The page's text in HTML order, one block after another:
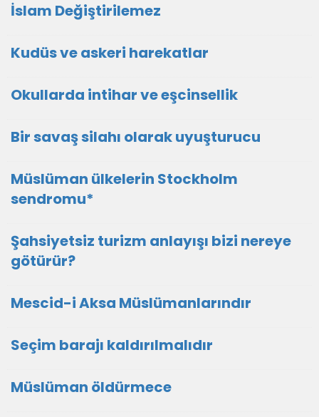
İslam Değiştirilemez
Kudüs ve askeri harekatlar
Okullarda intihar ve eşcinsellik
Bir savaş silahı olarak uyuşturucu
Müslüman ülkelerin Stockholm
sendromu*
Şahsiyetsiz turizm anlayışı bizi nereye
götürür?
Mescid-i Aksa Müslümanlarındır
Seçim barajı kaldırılmalıdır
Müslüman öldürmece